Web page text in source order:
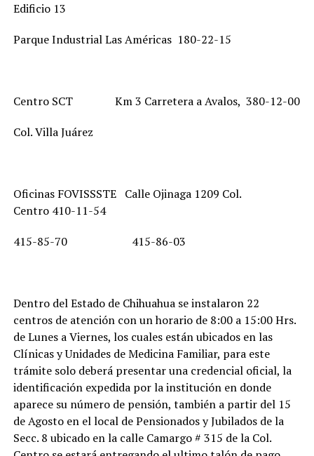
Edificio 13
Parque Industrial Las Américas 180-22-15
Centro SCT Km 3 Carretera a Avalos, 380-12-00
Col. Villa Juárez
Oficinas FOVISSSTE Calle Ojinaga 1209 Col.
Centro 410-11-54
415-85-70
415-86-03
Dentro del Estado de Chihuahua se instalaron 22
centros de atención con un horario de 8:00 a 15:00 Hrs.
de Lunes a Viernes, los cuales están ubicados en las
Clínicas y Unidades de Medicina Familiar, para este
trámite solo deberá presentar una credencial oficial, la
identificación expedida por la institución en donde
aparece su número de pensión, también a partir del 15
de Agosto en el local de Pensionados y Jubilados de la
Secc. 8 ubicado en la calle Camargo # 315 de la Col.